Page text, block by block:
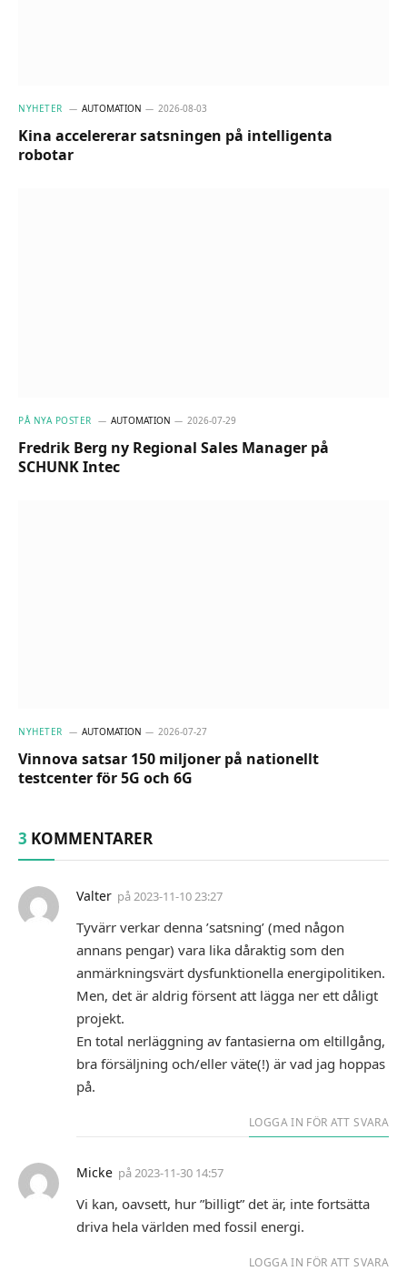
NYHETER AUTOMATION 2026-08-03
Kina accelererar satsningen på intelligenta
robotar
PÅ NYA POSTER AUTOMATION 2026-07-29
Fredrik Berg ny Regional Sales Manager på
SCHUNK Intec
NYHETER AUTOMATION 2026-07-27
Vinnova satsar 150 miljoner på nationellt
testcenter för 5G och 6G
3 KOMMENTARER
Valter på2023-11-10 23:27
Tyvärr verkar denna ’satsning’ (med någon
annans pengar) vara lika dåraktig som den
anmärkningsvärt dysfunktionella energipolitiken.
Men, det är aldrig försent att lägga ner ett dåligt
projekt.
En total nerläggning av fantasierna om eltillgång,
bra försäljning och/eller väte(!) är vad jag hoppas
på.
LOGGA IN FÖR ATT SVARA
Micke på2023-11-30 14:57
Vi kan, oavsett, hur ”billigt” det är, inte fortsätta
driva hela världen med fossil energi.
LOGGA IN FÖR ATT SVARA